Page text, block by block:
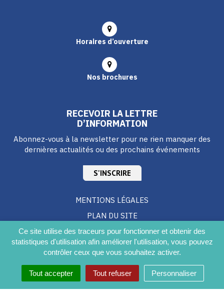
Ce site utilise des traceurs pour fonctionner et obtenir des
statistiques d'utilisation afin améliorer l'utilisation, vous pouvez
contrôler ceux que vous souhaitez activer.
Tout accepter Tout refuser Personnaliser
Horaires d’ouverture
Nos brochures
RECEVOIR LA LETTRE
D’INFORMATION
Abonnez-vous à la newsletter pour ne rien manquer des
dernières actualités ou des prochains événements
S'INSCRIRE
MENTIONS LÉGALES
PLAN DU SITE
CRÉDITS
ACCESSIBILITÉ DU SITE